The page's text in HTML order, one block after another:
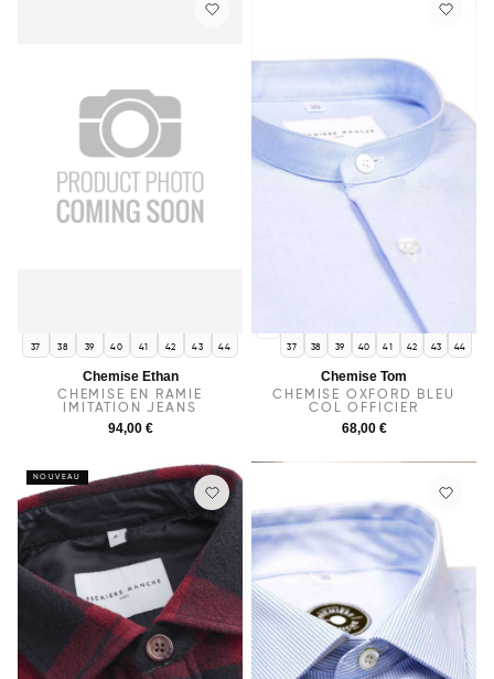
37 38 39 40 41 42 43 44
Chemise Ethan
CHEMISE EN RAMIE
IMITATION JEANS
94,00 €
37 38 39 40 41 42 43 44
Chemise Tom
CHEMISE OXFORD BLEU
COL OFFICIER
68,00 €
NOUVEAU